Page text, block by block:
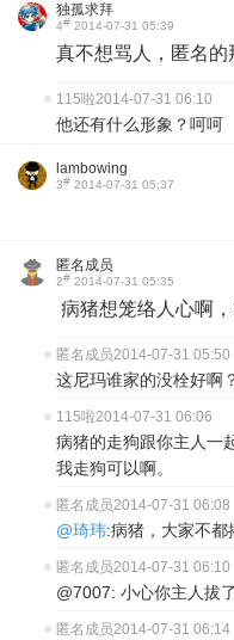
独孤求拜
4# 2014-07-31 05:39
真不想骂人，匿名的
115啦2014-07-31 06:10
他还有什么形象？呵呵
lambowing
3# 2014-07-31 05:37
匿名成员
2# 2014-07-31 05:35
病猪想笼络人心啊
匿名成员2014-07-31 05:50
这尼玛谁家的没栓好啊
115啦2014-07-31 06:06
病猪的走狗跟你主人一
我走狗可以啊。
匿名成员2014-07-31 06:08
@琦玮:病猪，大家不
匿名成员2014-07-31 06:10
@7007: 小心你主人拔
匿名成员2014-07-31 06:14